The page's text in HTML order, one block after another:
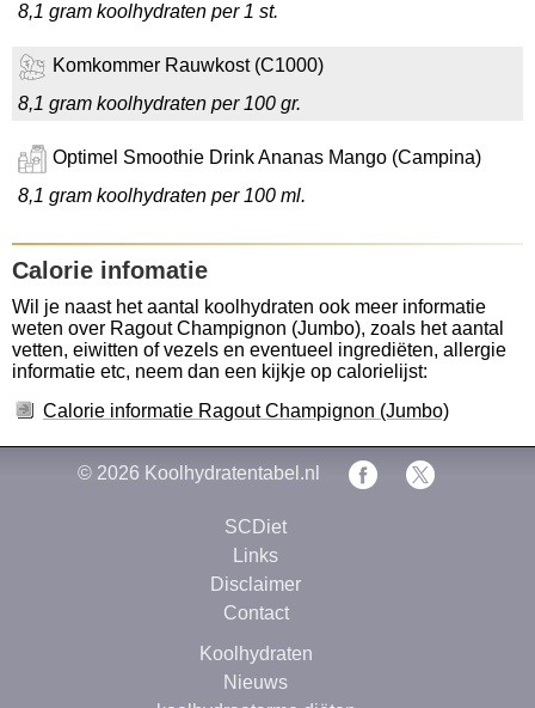
8,1 gram koolhydraten per 1 st.
Komkommer Rauwkost (C1000)
8,1 gram koolhydraten per 100 gr.
Optimel Smoothie Drink Ananas Mango (Campina)
8,1 gram koolhydraten per 100 ml.
Calorie infomatie
Wil je naast het aantal koolhydraten ook meer informatie
weten over Ragout Champignon (Jumbo), zoals het aantal
vetten, eiwitten of vezels en eventueel ingrediëten, allergie
informatie etc, neem dan een kijkje op calorielijst:
Calorie informatie Ragout Champignon (Jumbo)
© 2026 Koolhydratentabel.nl
SCDiet
Links
Disclaimer
Contact
Koolhydraten
Nieuws